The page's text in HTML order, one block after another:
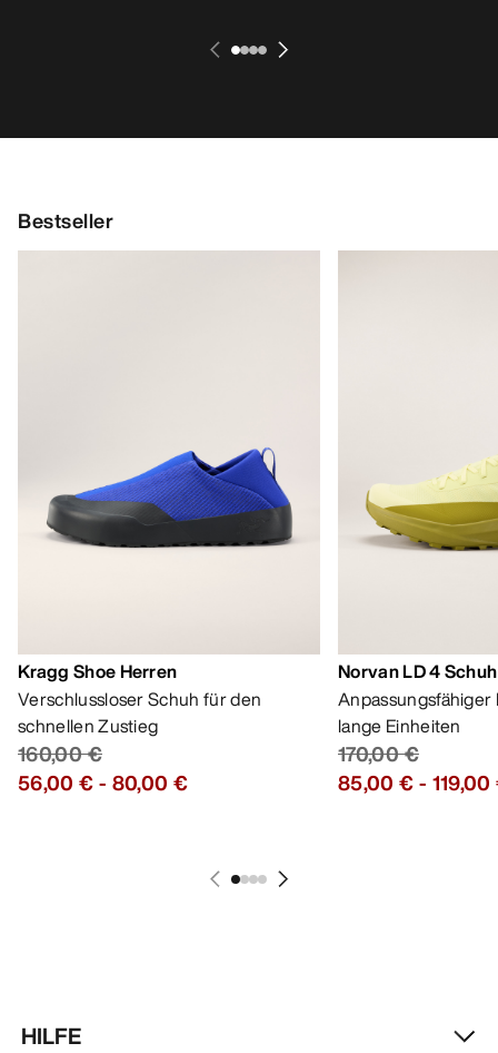
Bestseller
Kragg Shoe Herren
Verschlussloser Schuh für den
schnellen Zustieg
160,00 €
56,00 €- 80,00 €
Norvan LD 4
lange Einheiten
170,00 €
85,00 €-
HILFE